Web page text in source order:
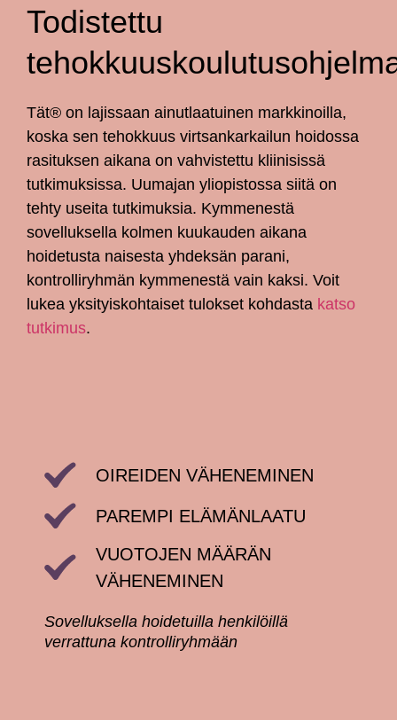
Todistettu
Tät® on lajissaan ainutlaatuinen markkinoilla,
koska sen tehokkuus virtsankarkailun hoidossa
rasituksen aikana on vahvistettu kliinisissä
tutkimuksissa. Uumajan yliopistossa siitä on
tehty useita tutkimuksia. Kymmenestä
sovelluksella kolmen kuukauden aikana
hoidetusta naisesta yhdeksän parani,
kontrolliryhmän kymmenestä vain kaksi. Voit
lukea yksityiskohtaiset tulokset kohdasta katso
tutkimus.
OIREIDEN VÄHENEMINEN
PAREMPI ELÄMÄNLAATU
VUOTOJEN MÄÄRÄN
VÄHENEMINEN
Sovelluksella hoidetuilla henkilöillä
verrattuna kontrolliryhmään